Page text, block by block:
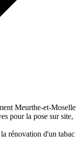
Meurthe-et-Moselle
pour la pose sur site,
rénovation d'un tabac